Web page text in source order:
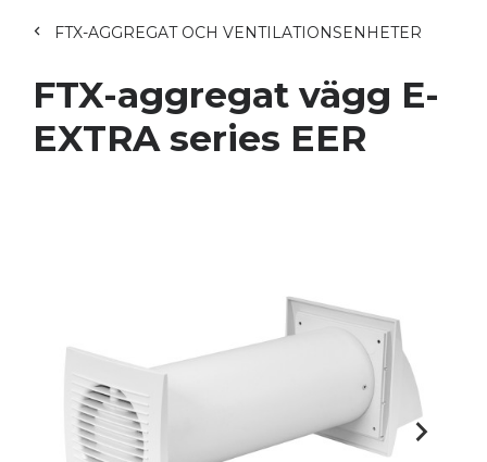
FTX-AGGREGAT OCH VENTILATIONSENHETER
FTX-aggregat vägg E-
EXTRA series EER